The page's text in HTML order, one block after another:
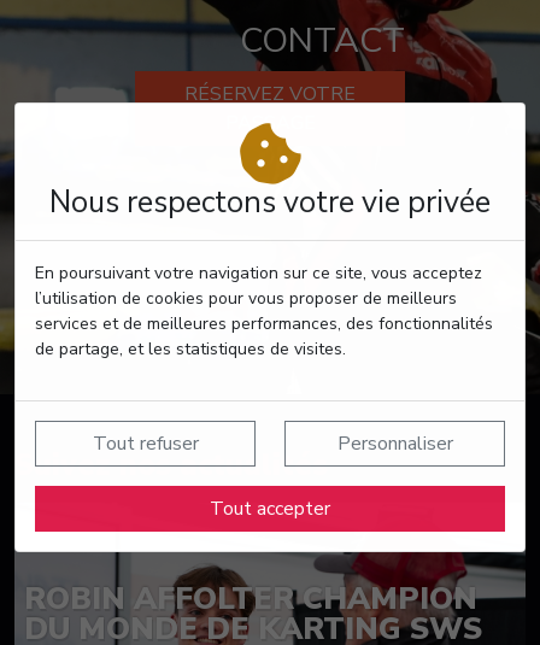
Nous respectons votre vie privée
En poursuivant votre navigation sur ce site, vous acceptez
l’utilisation de cookies pour vous proposer de meilleurs
services et de meilleures performances, des fonctionnalités
de partage, et les statistiques de visites.
Tout refuser Personnaliser
Tout accepter
CONTACT
RÉSERVEZ VOTRE
PASSAGE
Suivez nos actualités
ROBIN AFFOLTER CHAMPION
DU MONDE DE KARTING SWS